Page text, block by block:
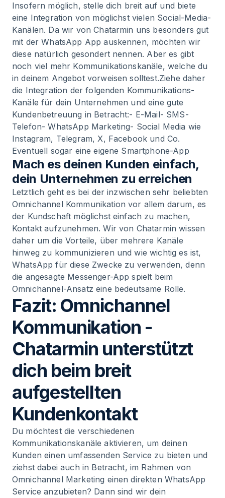
Insofern möglich, stelle dich breit auf und biete
eine Integration von möglichst vielen Social-Media-
Kanälen. Da wir von Chatarmin uns besonders gut
mit der WhatsApp App auskennen, möchten wir
diese natürlich gesondert nennen. Aber es gibt
noch viel mehr Kommunikationskanäle, welche du
in deinem Angebot vorweisen solltest.Ziehe daher
die Integration der folgenden Kommunikations-
Kanäle für dein Unternehmen und eine gute
Kundenbetreuung in Betracht:- E-Mail- SMS-
Telefon-WhatsApp Marketing- Social Media wie
Instagram, Telegram, X, Facebook und Co.
Eventuell sogar eine eigene Smartphone-App
Mach es deinen Kunden einfach,
dein Unternehmen zu erreichen
Letztlich geht es bei der inzwischen sehr beliebten
Omnichannel Kommunikation vor allem darum, es
der Kundschaft möglichst einfach zu machen,
Kontakt aufzunehmen. Wir von Chatarmin wissen
daher um die Vorteile, über mehrere Kanäle
hinweg zu kommunizieren und wie wichtig es ist,
WhatsApp für diese Zwecke zu verwenden, denn
die angesagte Messenger-App spielt beim
Omnichannel-Ansatz eine bedeutsame Rolle.
Fazit: Omnichannel
Kommunikation -
Chatarmin unterstützt
dich beim breit
aufgestellten
Kundenkontakt
Du möchtest die verschiedenen
Kommunikationskanäle aktivieren, um deinen
Kunden einen umfassenden Service zu bieten und
ziehst dabei auch in Betracht, im Rahmen von
Omnichannel Marketing einen direkten WhatsApp
Service anzubieten? Dann sind wir dein